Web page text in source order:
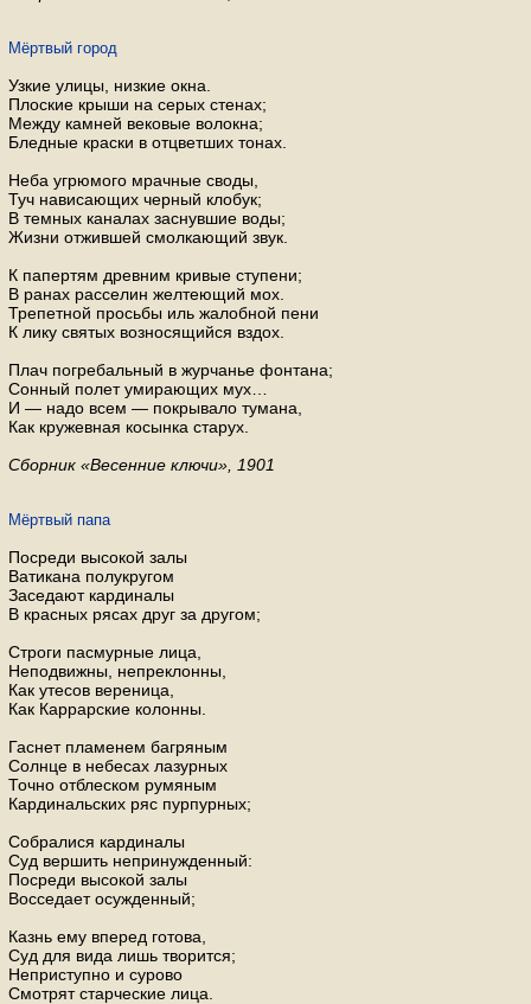
Мёртвый город
Узкие улицы, низкие окна.
Плоские крыши на серых стенах;
Между камней вековые волокна;
Бледные краски в отцветших тонах.
Неба угрюмого мрачные своды,
Туч нависающих черный клобук;
В темных каналах заснувшие воды;
Жизни отжившей смолкающий звук.
К папертям древним кривые ступени;
В ранах расселин желтеющий мох.
Трепетной просьбы иль жалобной пени
К лику святых возносящийся вздох.
Плач погребальный в журчанье фонтана;
Сонный полет умирающих мух…
И — надо всем — покрывало тумана,
Как кружевная косынка старух.
Сборник «Весенние ключи», 1901
Мёртвый папа
Посреди высокой залы
Ватикана полукругом
Заседают кардиналы
В красных рясах друг за другом;
Строги пасмурные лица,
Неподвижны, непреклонны,
Как утесов вереница,
Как Каррарские колонны.
Гаснет пламенем багряным
Солнце в небесах лазурных
Точно отблеском румяным
Кардинальских ряс пурпурных;
Собралися кардиналы
Суд вершить непринужденный:
Посреди высокой залы
Восседает осужденный;
Казнь ему вперед готова,
Суд для вида лишь творится;
Неприступно и сурово
Смотрят старческие лица.